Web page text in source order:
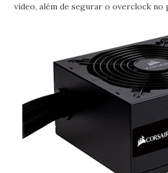
vídeo, além de segurar o overclock no